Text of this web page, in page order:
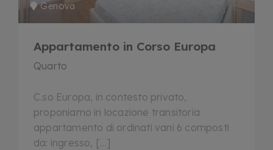
Genova
Appartamento in Corso Europa
Quarto
C.so Europa, in contesto privato,
proponiamo in locazione transitoria
appartamento di ordinati vani 6 composti
da: ingresso, […]